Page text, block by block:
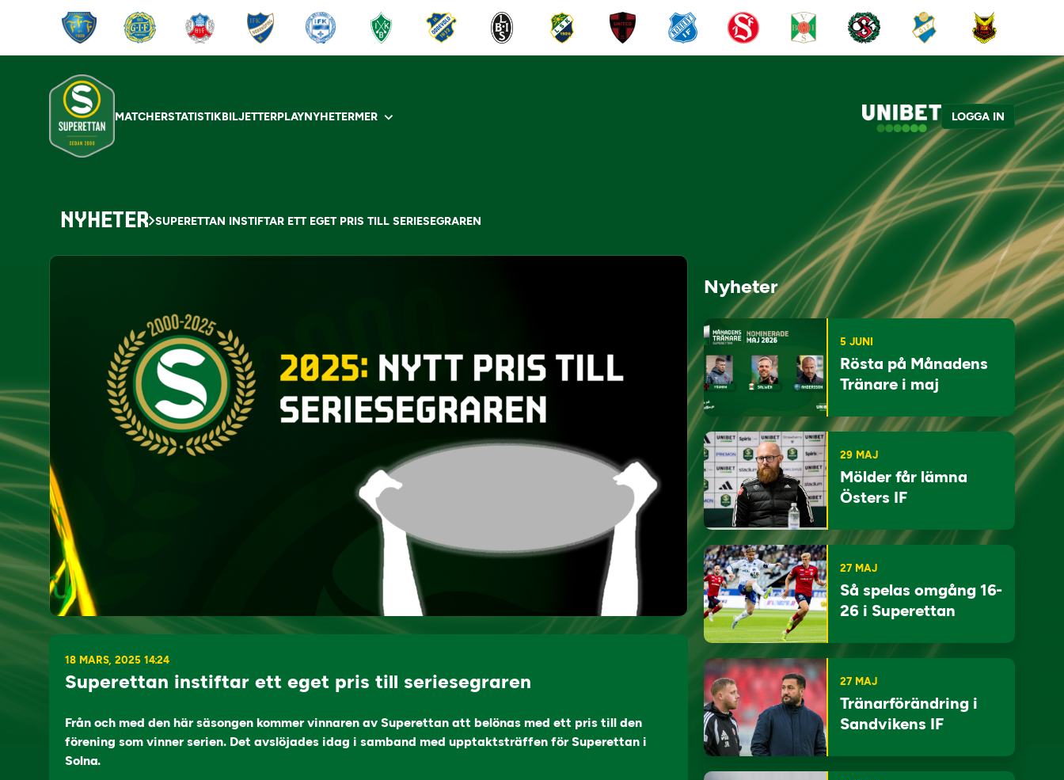
MATCHERSTATISTIKBILJETTERPLAYNYHETERMER LOGGA IN
NYHETER SUPERETTAN INSTIFTAR ETT EGET PRIS TILL SERIESEGRAREN
18 MARS, 2025 14:24
Superettan instiftar ett eget pris till seriesegraren
Från och med den här säsongen kommer vinnaren av Superettan att belönas med ett pris till den
förening som vinner serien. Det avslöjades idag i samband med upptaktsträffen för Superettan i
Solna.
Nyheter
5 JUNI
Rösta på Månadens
Tränare i maj
29 MAJ
Mölder får lämna
Östers IF
27 MAJ
Så spelas omgång 16-
26 i Superettan
27 MAJ
Tränarförändring i
Sandvikens IF